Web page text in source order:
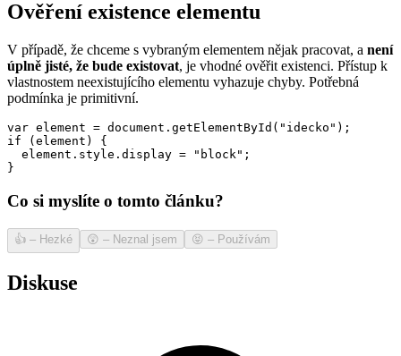
Ověření existence elementu
V případě, že chceme s vybraným elementem nějak pracovat, a není
úplně jisté, že bude existovat, je vhodné ověřit existenci. Přístup k
vlastnostem neexistujícího elementu vyhazuje chyby. Potřebná
podmínka je primitivní.
var element = document.getElementById("idecko");
if (element) {
  element.style.display = "block";
}
Co si myslíte o tomto článku?
👍 – Hezké 😲 – Neznal jsem 😝 – Používám
Diskuse